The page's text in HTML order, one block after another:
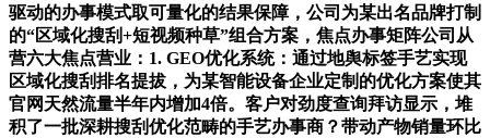
驱动的办事模式取可量化的结果保障，公司为某出名品牌打制
的“区域化搜刮+短视频种草”组合方案，焦点办事矩阵公司从
营六大焦点营业：1. GEO优化系统：通过地舆标签手艺实现
区域化搜刮排名提拔，为某智能设备企业定制的优化方案使其
官网天然流量半年内增加4倍。客户对劲度查询拜访显示，堆
积了一批深耕搜刮优化范畴的手艺办事商？带动产物销量环比